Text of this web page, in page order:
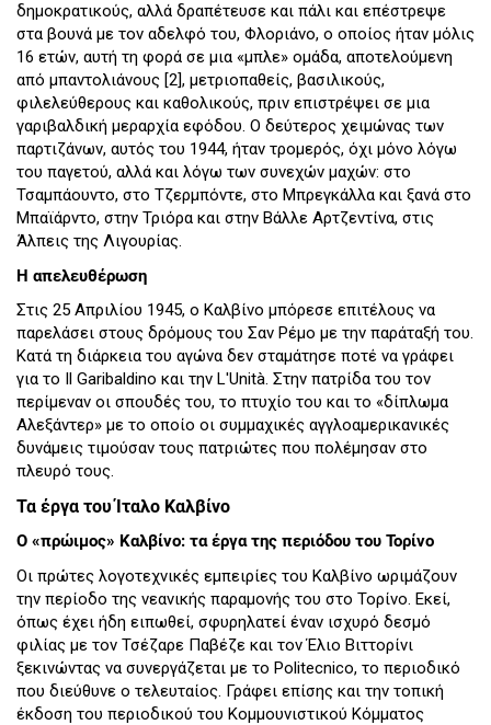
δημοκρατικούς, αλλά δραπέτευσε και πάλι και επέστρεψε
στα βουνά με τον αδελφό του, Φλοριάνο, ο οποίος ήταν μόλις
16 ετών, αυτή τη φορά σε μια «μπλε» ομάδα, αποτελούμενη
από μπαντολιάνους [2], μετριοπαθείς, βασιλικούς,
φιλελεύθερους και καθολικούς, πριν επιστρέψει σε μια
γαριβαλδική μεραρχία εφόδου. Ο δεύτερος χειμώνας των
παρτιζάνων, αυτός του 1944, ήταν τρομερός, όχι μόνο λόγω
του παγετού, αλλά και λόγω των συνεχών μαχών: στο
Τσαμπάουντο, στο Τζερμπόντε, στο Μπρεγκάλλα και ξανά στο
Μπαϊάρντο, στην Τριόρα και στην Βάλλε Αρτζεντίνα, στις
Άλπεις της Λιγουρίας.
Η απελευθέρωση
Στις 25 Απριλίου 1945, ο Καλβίνο μπόρεσε επιτέλους να
παρελάσει στους δρόμους του Σαν Ρέμο με την παράταξή του.
Κατά τη διάρκεια του αγώνα δεν σταμάτησε ποτέ να γράφει
για το Il Garibaldino και την L'Unità. Στην πατρίδα του τον
περίμεναν οι σπουδές του, το πτυχίο του και το «δίπλωμα
Αλεξάντερ» με το οποίο οι συμμαχικές αγγλοαμερικανικές
δυνάμεις τιμούσαν τους πατριώτες που πολέμησαν στο
πλευρό τους.
Τα έργα του Ίταλο Καλβίνο
Ο «πρώιμος» Καλβίνο: τα έργα της περιόδου του Τορίνο
Οι πρώτες λογοτεχνικές εμπειρίες του Καλβίνο ωριμάζουν
την περίοδο της νεανικής παραμονής του στο Τορίνο. Εκεί,
όπως έχει ήδη ειπωθεί, σφυρηλατεί έναν ισχυρό δεσμό
φιλίας με τον Τσέζαρε Παβέζε και τον Έλιο Βιττορίνι
ξεκινώντας να συνεργάζεται με το Politecnico, το περιοδικό
που διεύθυνε ο τελευταίος. Γράφει επίσης και την τοπική
έκδοση του περιοδικού του Κομμουνιστικού Κόμματος